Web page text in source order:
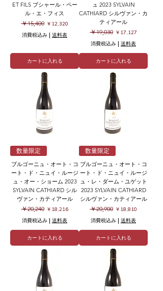
ET FILS ブシャール・ペー
ル・エ・フィス
通常価格
￥15,400 セール価格
￥12,320
消費税込み | 送料表
カートに入れる
ュ 2023 SYLVAIN
CATHIARD シルヴァン・カ
ティアール
通常価格
￥19,030 セール価格
￥17,127
消費税込み | 送料表
カートに入れる
数量限定
ブルゴーニュ・オート・コ
ート・ド・ニュイ・ルージ
ュ・オー・ショーム 2023
SYLVAIN CATHIARD シル
ヴァン・カティアール
通常価格
￥20,240 セール価格
￥18,216
消費税込み | 送料表
カートに入れる
数量限定
ブルゴーニュ・オート・コ
ート・ド・ニュイ・ルージ
ュ・レ・ダーム・ユゲット
2023 SYLVAIN CATHIARD
シルヴァン・カティアール
通常価格
￥20,900 セール価格
￥18,810
消費税込み | 送料表
カートに入れる